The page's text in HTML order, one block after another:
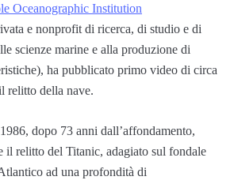
Oceanographic Institution
e nonprofit di ricerca, di studio e di
scienze marine e alla produzione di
ha pubblicato primo video di circa
relitto della nave.
dopo 73 anni dall’affondamento,
il relitto del Titanic, adagiato sul fondale
ad una profondità di